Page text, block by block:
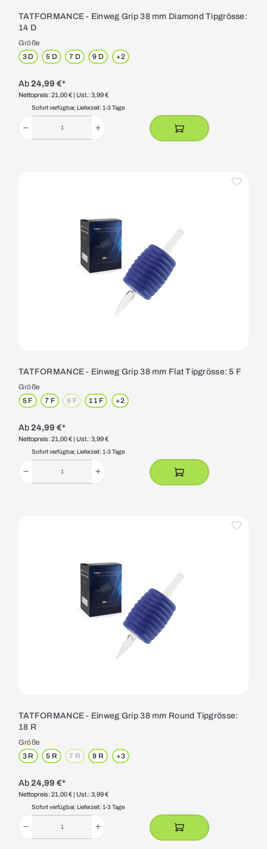
TATFORMANCE - Einweg Grip 38 mm Diamond Tipgrösse:
14 D
Größe
3 D
5 D 7 D 9 D +2
Ab24,99 €*
Nettopreis: 21,00 € | Ust.: 3,99 €
Sofort verfügbar, Lieferzeit: 1-3 Tage
TATFORMANCE - Einweg Grip 38 mm Flat Tipgrösse: 5 F
Größe
5 F
7 F 9 F(Diese Option ist zurzeit nicht verfügbar.)
11 F +2
Ab 24,99 €*
Nettopreis: 21,00 € | Ust.: 3,99 €
Sofort verfügbar, Lieferzeit: 1-3 Tage
TATFORMANCE - Einweg Grip 38 mm Round Tipgrösse:
18 R
Größe
3 R
5 R 7 R(Diese Option ist zurzeit nicht verfügbar.)
9 R +3
Ab 24,99 €*
Nettopreis: 21,00 € | Ust.: 3,99 €
Sofort verfügbar, Lieferzeit: 1-3 Tage